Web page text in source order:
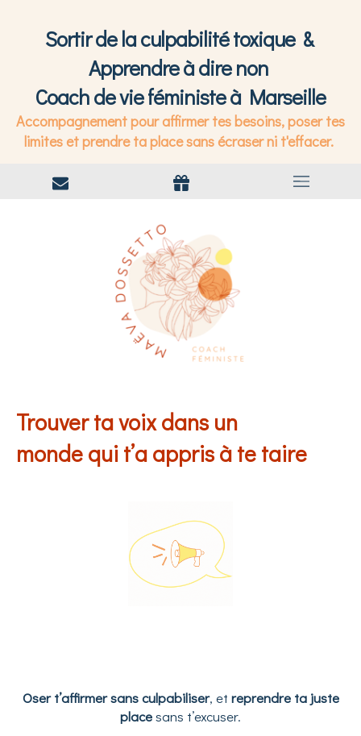
Sortir de la culpabilité toxique &
Apprendre à dire non
Coach de vie féministe à Marseille
Accompagnement pour affirmer tes besoins, poser tes
limites et prendre ta place sans écraser ni t'effacer.
Trouver ta voix dans un
monde qui t’a appris à te taire
Oser t’affirmer sans culpabiliser, et reprendre ta juste
placesans t’excuser.